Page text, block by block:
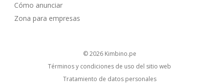
Cómo anunciar
Zona para empresas
© 2026 kimbino.pe
Términos y condiciones de uso del sitio web
Tratamiento de datos personales